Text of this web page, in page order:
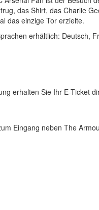
das Shirt, das Charlie
das einzige Tor erzielte.
erhältlich: Deutsch,
erhalten Sie Ihr E-Ticket
Eingang neben The